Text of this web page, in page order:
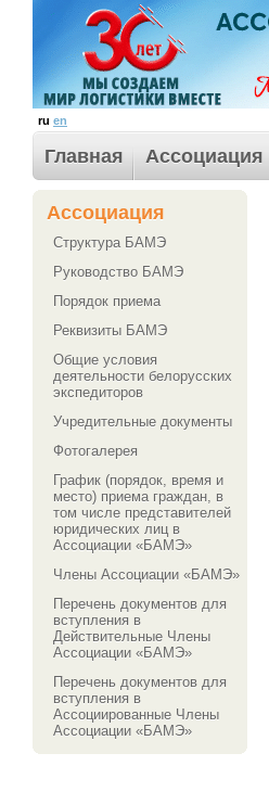
ru en
Главная Ассоциация
Ассоциация
Структура БАМЭ
Руководство БАМЭ
Порядок приема
Реквизиты БАМЭ
Общие условия
деятельности белорусских
экспедиторов
Учредительные документы
Фотогалерея
График (порядок, время и
место) приема граждан, в
том числе представителей
юридических лиц в
Ассоциации «БАМЭ»
Члены Ассоциации «БАМЭ»
Перечень документов для
вступления в
Действительные Члены
Ассоциации «БАМЭ»
Перечень документов для
вступления в
Ассоциированные Члены
Ассоциации «БАМЭ»